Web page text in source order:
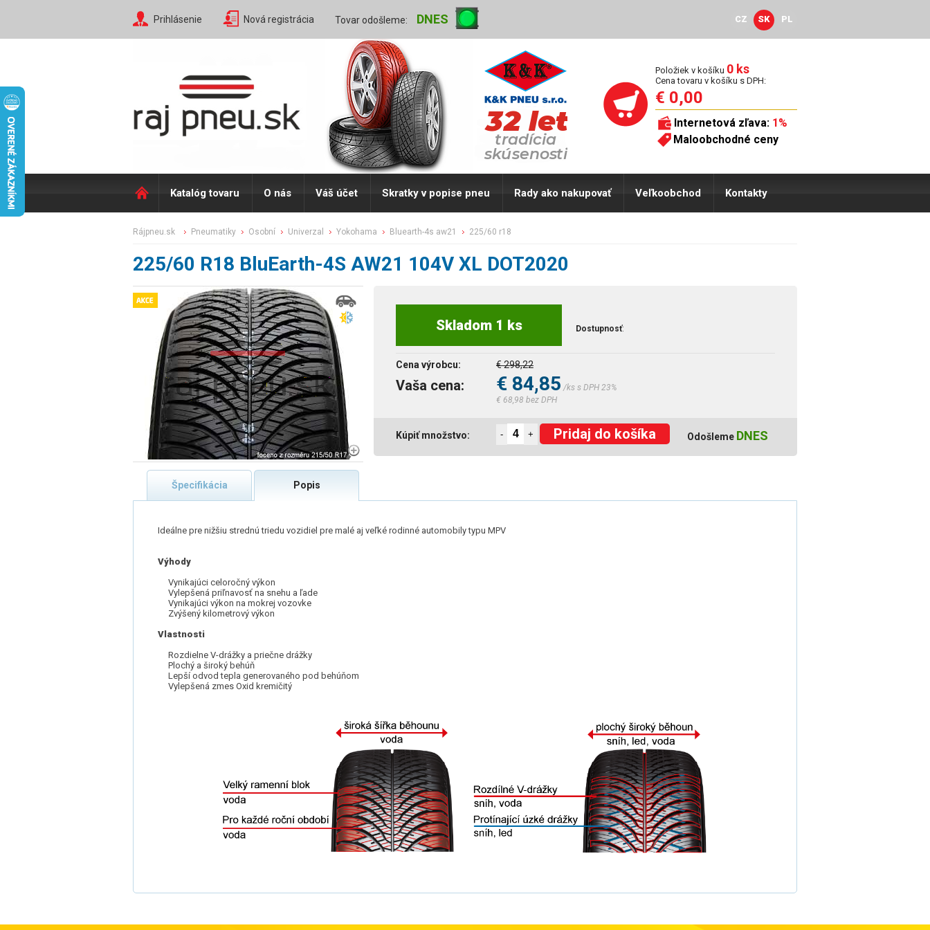
Prihlásenie Nová registrácia Tovar odošleme: DNES CZ SK PL
Položiek v košíku 0 ks
Cena tovaru v košíku s DPH:
€ 0,00
Internetová zľava: 1%
Maloobchodné ceny
Katalóg tovaru O nás Váš účet Skratky v popise pneu Rady ako nakupovať Veľkoobchod Kontakty
rájpneu.sk pneumatiky osobní univerzal yokohama bluearth-4s aw21 225/60 r18
225/60 R18 BluEarth-4S AW21 104V XL DOT2020
Skladom 1 ks Dostupnosť:
Cena výrobcu: € 298,22
Vaša cena: € 84,85 /ks s DPH 23%
€ 68,98 bez DPH
Kúpiť množstvo: Odošleme DNES
- + Pridaj do košíka
Špecifikácia Popis
Ideálne pre nižšiu strednú triedu vozidiel pre malé aj veľké rodinné automobily typu MPV
Výhody
Vynikajúci celoročný výkon
Vylepšená priľnavosť na snehu a ľade
Vynikajúci výkon na mokrej vozovke
Zvýšený kilometrový výkon
Vlastnosti
Rozdielne V-drážky a priečne drážky
Plochý a široký behúň
Lepší odvod tepla generovaného pod behúňom
Vylepšená zmes Oxid kremičitý